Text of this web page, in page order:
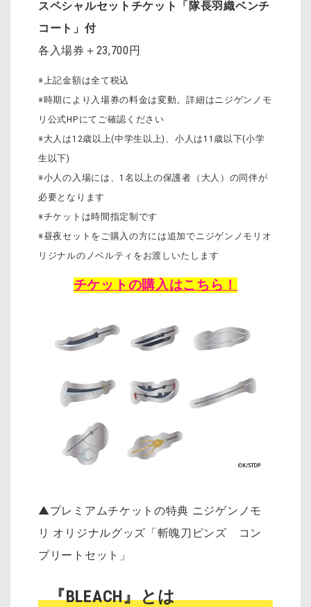
スペシャルセットチケット「隊長羽織ベンチ
コート」付
各入場券＋23,700円
※上記金額は全て税込
※時期により入場券の料金は変動。詳細はニジゲンノモ
リ公式HPにてご確認ください
※大人は12歳以上(中学生以上)、小人は11歳以下(小学
生以下)
※小人の入場には、1名以上の保護者（大人）の同伴が
必要となります
※チケットは時間指定制です
※昼夜セットをご購入の方には追加でニジゲンノモリオ
リジナルのノベルティをお渡しいたします
チケットの購入はこちら！
▲プレミアムチケットの特典 ニジゲンノモ
リ オリジナルグッズ「斬魄刀ピンズ コン
プリートセット」
『BLEACH』とは